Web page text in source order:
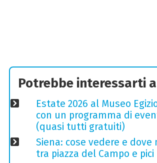
Potrebbe interessarti
Estate 2026 al Museo
con un programma di
(quasi tutti gratuiti)
Siena: cose vedere e dove
tra piazza del Campo e pici